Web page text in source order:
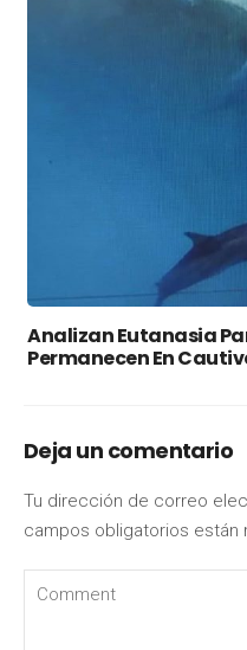
Analizan Eutanasia
Permanecen En
Deja un comentario
Tu dirección de correo
campos obligatorios están